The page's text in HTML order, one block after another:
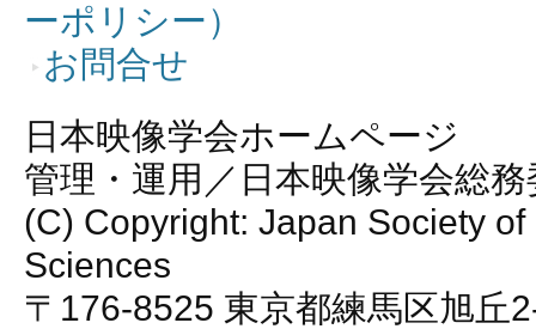
ーポリシー）
お問合せ
日本映像学会ホームページ
管理・運用／日本映像学会総
(C) Copyright: Japan Society of
Sciences
〒176-8525 東京都練馬区旭丘